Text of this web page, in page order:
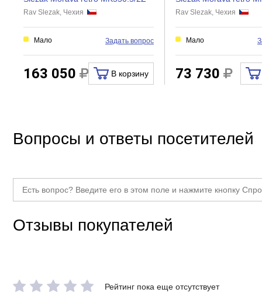
Девиатор
Аэратор
Rav Slezak, Чехия
Мало Задать вопрос
163 050 В корзину
Rav Slezak, Чехия
Мало
73 730
Вопросы и ответы посетителей
Отзывы покупателей
Рейтинг пока еще отсутствует